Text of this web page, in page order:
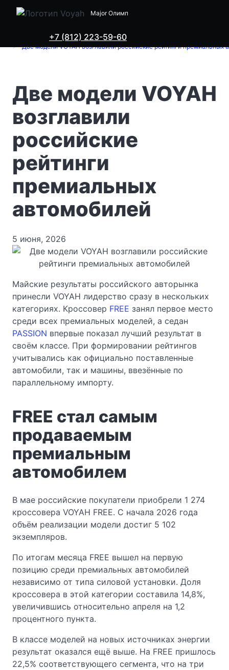
Major Олимп
+7 (812) 223-59-60
Voyah в Санкт-Петербурге
Новости
Две модели VOYAH возглавили российские рейтинги премиальных
Две модели VOYAH
возглавили
российские
рейтинги
премиальных
автомобилей
5 июня, 2026
Майские результаты российского авторынка
принесли VOYAH лидерство сразу в нескольких
категориях. Кроссовер FREE занял первое место
среди всех премиальных моделей, а седан
PASSION впервые показал лучший результат в
своём классе. При формировании рейтингов
учитывались как официально поставленные
автомобили, так и машины, ввезённые по
параллельному импорту.
FREE стал самым
продаваемым
премиальным
автомобилем
В мае российские покупатели приобрели 1 274
кроссовера VOYAH FREE. С начала 2026 года
объём реализации модели достиг 5 102
экземпляров.
По итогам месяца FREE вышел на первую
позицию среди премиальных автомобилей
независимо от типа силовой установки. Доля
кроссовера в этой категории составила 14,8%,
увеличившись относительно апреля на 1,2
процентного пункта.
В классе моделей на новых источниках энергии
результат оказался ещё выше. На FREE пришлось
22,5% соответствующего сегмента, что на три